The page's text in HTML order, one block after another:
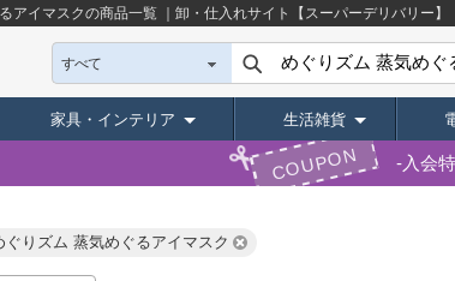
アイマスクの商品一覧 ｜卸・仕入れサイト【スーパーデリバリー】
すべて
家具・インテリア 生活雑貨
COUPON 入会
ぐりズム 蒸気めぐるアイマスク